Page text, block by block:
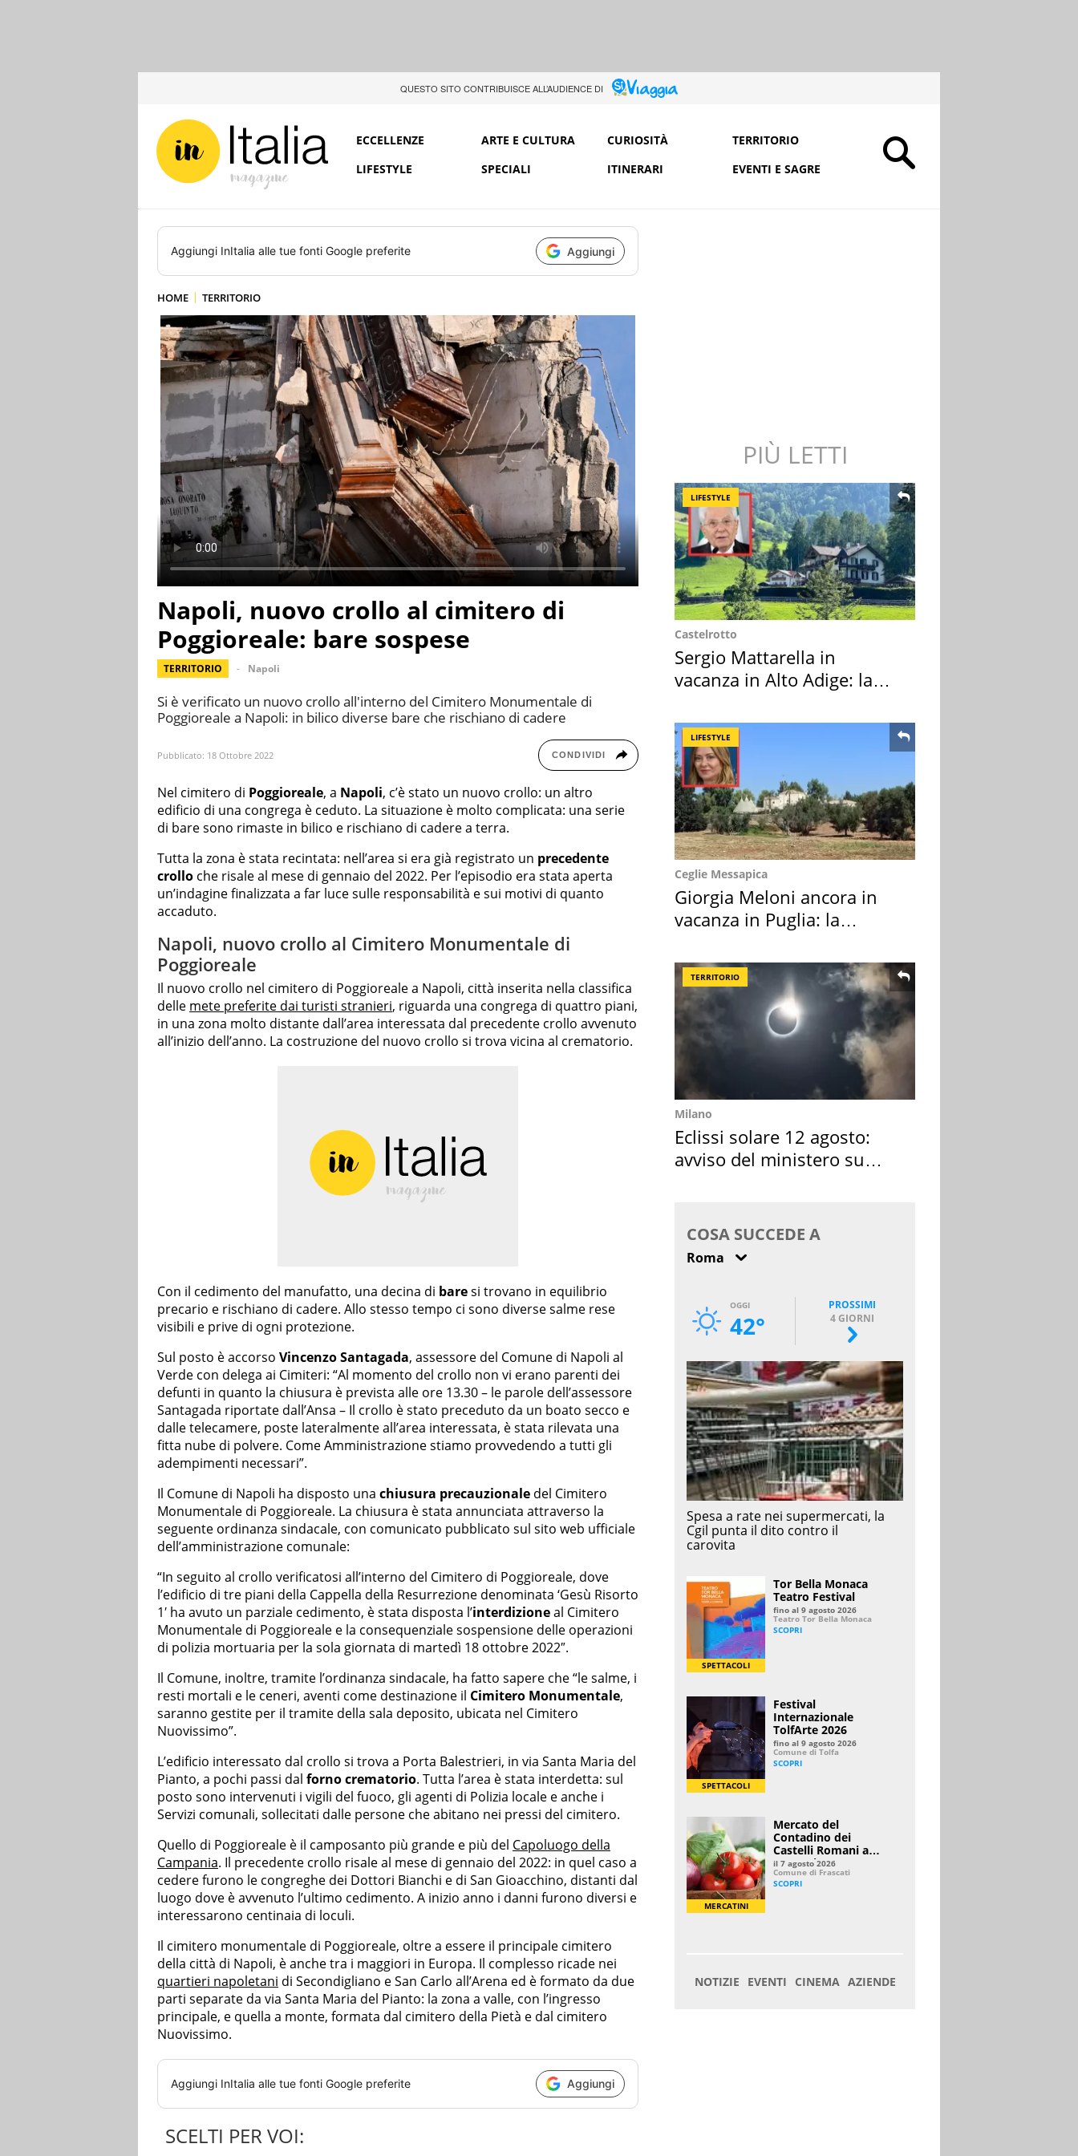
QUESTO SITO CONTRIBUISCE ALL’AUDIENCE DI
ECCELLENZE ARTE E CULTURA CURIOSITÀ
TERRITORIO
LIFESTYLE
SPECIALI ITINERARI EVENTI E SAGRE
Aggiungi InItalia alle tue fonti Google preferite Aggiungi
HOME TERRITORIO
Napoli, nuovo crollo al cimitero di
Poggioreale: bare sospese
TERRITORIO Napoli
Si è verificato un nuovo crollo all'interno del Cimitero Monumentale di
Poggioreale a Napoli: in bilico diverse bare che rischiano di cadere
Pubblicato: 18 Ottobre 2022 CONDIVIDI
Nel cimitero di Poggioreale, a Napoli, c’è stato un nuovo crollo: un altro
edificio di una congrega è ceduto. La situazione è molto complicata: una serie
di bare sono rimaste in bilico e rischiano di cadere a terra.
Tutta la zona è stata recintata: nell’area si era già registrato un precedente
crollo che risale al mese di gennaio del 2022. Per l’episodio era stata aperta
un’indagine finalizzata a far luce sulle responsabilità e sui motivi di quanto
accaduto.
Napoli, nuovo crollo al Cimitero Monumentale di
Poggioreale
Il nuovo crollo nel cimitero di Poggioreale a Napoli, città inserita nella classifica
delle mete preferite dai turisti stranieri, riguarda una congrega di quattro piani,
in una zona molto distante dall’area interessata dal precedente crollo avvenuto
all’inizio dell’anno. La costruzione del nuovo crollo si trova vicina al crematorio.
Con il cedimento del manufatto, una decina di baresi trovano in equilibrio
precario e rischiano di cadere. Allo stesso tempo ci sono diverse salme rese
visibili e prive di ogni protezione.
Sul posto è accorso Vincenzo Santagada, assessore del Comune di Napoli al
Verde con delega ai Cimiteri: “Al momento del crollo non vi erano parenti dei
defunti in quanto la chiusura è prevista alle ore 13.30 – le parole dell’assessore
Santagada riportate dall’Ansa – Il crollo è stato preceduto da un boato secco e
dalle telecamere, poste lateralmente all’area interessata, è stata rilevata una
fitta nube di polvere. Come Amministrazione stiamo provvedendo a tutti gli
adempimenti necessari”.
Il Comune di Napoli ha disposto una chiusura precauzionale del Cimitero
Monumentale di Poggioreale. La chiusura è stata annunciata attraverso la
seguente ordinanza sindacale, con comunicato pubblicato sul sito web ufficiale
dell’amministrazione comunale:
“In seguito al crollo verificatosi all’interno del Cimitero di Poggioreale, dove
l’edificio di tre piani della Cappella della Resurrezione denominata ‘Gesù Risorto
1′ ha avuto un parziale cedimento, è stata disposta l’interdizioneal Cimitero
Monumentale di Poggioreale e la consequenziale sospensione delle operazioni
di polizia mortuaria per la sola giornata di martedì 18 ottobre 2022″.
Il Comune, inoltre, tramite l’ordinanza sindacale, ha fatto sapere che “le salme, i
resti mortali e le ceneri, aventi come destinazione il Cimitero Monumentale,
saranno gestite per il tramite della sala deposito, ubicata nel Cimitero
Nuovissimo”.
L’edificio interessato dal crollo si trova a Porta Balestrieri, in via Santa Maria del
Pianto, a pochi passi dal forno crematorio. Tutta l’area è stata interdetta: sul
posto sono intervenuti i vigili del fuoco, gli agenti di Polizia locale e anche i
Servizi comunali, sollecitati dalle persone che abitano nei pressi del cimitero.
Quello di Poggioreale è il camposanto più grande e più del Capoluogo della
Campania. Il precedente crollo risale al mese di gennaio del 2022: in quel caso a
cedere furono le congreghe dei Dottori Bianchi e di San Gioacchino, distanti dal
luogo dove è avvenuto l’ultimo cedimento. A inizio anno i danni furono diversi e
interessarono centinaia di loculi.
Il cimitero monumentale di Poggioreale, oltre a essere il principale cimitero
della città di Napoli, è anche tra i maggiori in Europa. Il complesso ricade nei
quartieri napoletani di Secondigliano e San Carlo all’Arena ed è formato da due
parti separate da via Santa Maria del Pianto: la zona a valle, con l’ingresso
principale, e quella a monte, formata dal cimitero della Pietà e dal cimitero
Nuovissimo.
Aggiungi InItalia alle tue fonti Google preferite Aggiungi
SCELTI PER VOI:
PIÙ LETTI
LIFESTYLE
Castelrotto
Sergio Mattarella in
vacanza in Alto Adige: la
LIFESTYLE
Ceglie Messapica
Giorgia Meloni ancora in
vacanza in Puglia: la
TERRITORIO
Milano
Eclissi solare 12 agosto:
avviso del ministero su